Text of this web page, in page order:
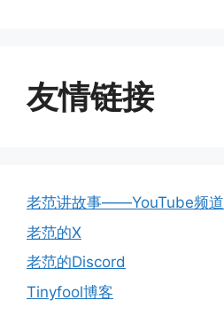
友情链接
老范讲故事——YouTube频道
老范的X
老范的Discord
Tinyfool博客